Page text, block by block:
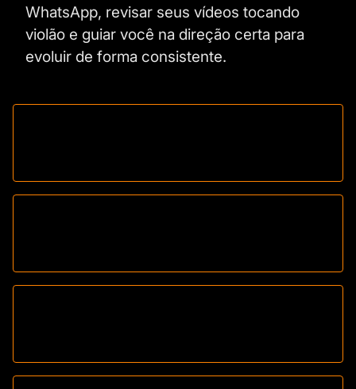
WhatsApp, revisar seus vídeos tocando
violão e guiar você na direção certa para
evoluir de forma consistente.